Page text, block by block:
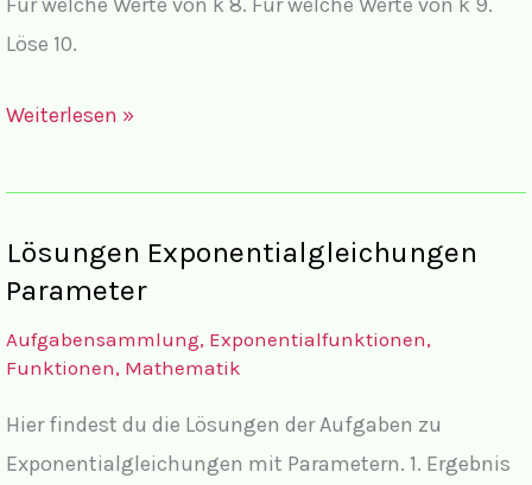
Löse 10.
Aufgaben
Parameter
Weiterlesen »
Lösungen Exponentialgleichungen
Parameter
Aufgabensammlung, Exponentialfunktionen,
Funktionen, Mathematik
Hier findest du die Lösungen der Aufgaben zu
Exponentialgleichungen mit Parametern. 1. Ergebnis